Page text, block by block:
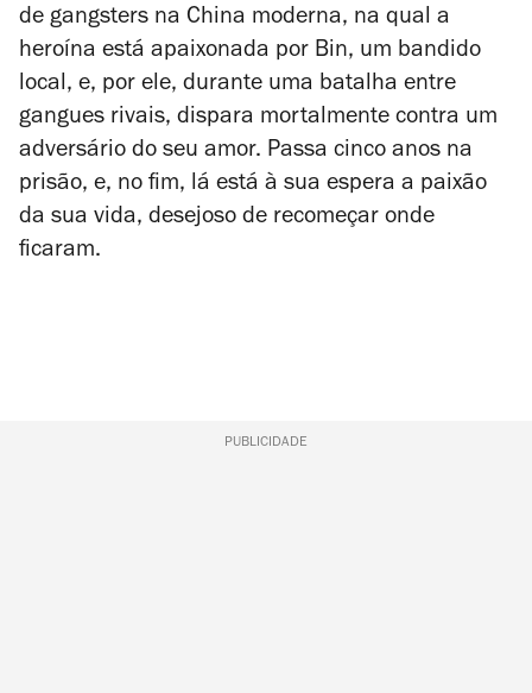
de gangsters na China moderna, na qual a
heroína está apaixonada por Bin, um bandido
local, e, por ele, durante uma batalha entre
gangues rivais, dispara mortalmente contra um
adversário do seu amor. Passa cinco anos na
prisão, e, no fim, lá está à sua espera a paixão
da sua vida, desejoso de recomeçar onde
ficaram.
PUBLICIDADE